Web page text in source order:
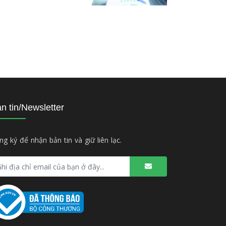
tin/Newsletter
ký để nhận bản tin và giữ liên lạc.